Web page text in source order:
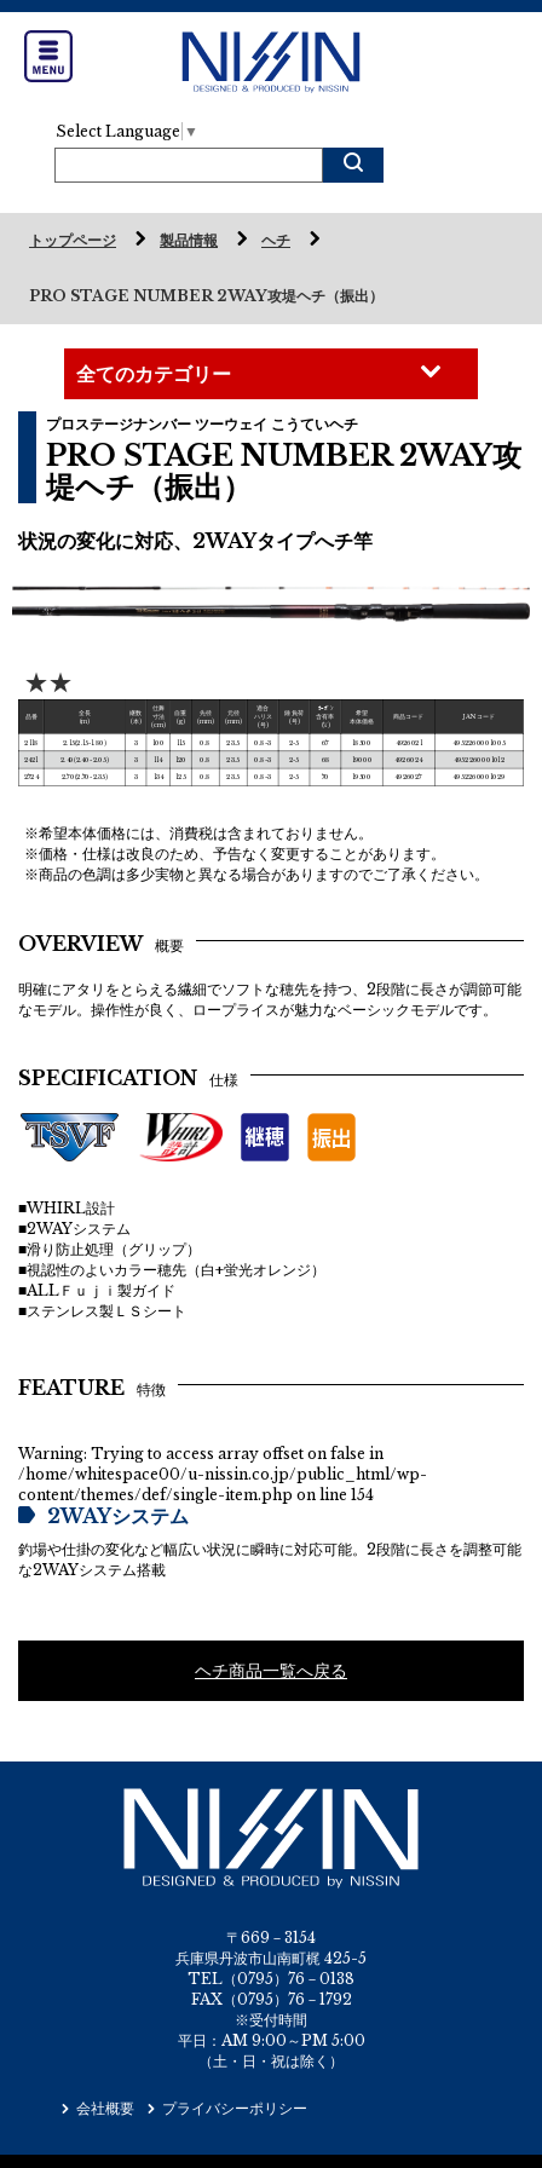
Select Language ▼
トップページ 製品情報 ヘチ
PRO STAGE NUMBER 2WAY攻堤ヘチ（振出）
プロステージナンバー ツーウェイ こうていヘチ
PRO STAGE NUMBER 2WAY攻
堤ヘチ（振出）
状況の変化に対応、2WAYタイプへチ竿
★★
品番
全長
(m)
継数
(本)
仕舞
寸法
(cm)
自重
(g)
先径
(mm)
元径
(mm)
適合
ハリス
(号)
錘負荷
(号)
ｶｰﾎﾞﾝ
含有率
(%)
希望
本体価格
商品コード JANコード
2118 2.15(2.15-1.80) 3 100 115 0.8 23.5 0.8-3 2-5 67 18500 4926021 4952260001005
2421 2.40(2.40-2.05) 3 114 120 0.8 23.5 0.8-3 2-5 68 19000 4926024 4952260001012
2724 2.70(2.70-2.35) 3 134 125 0.8 23.5 0.8-3 2-5 70 19500 4926027 4952260001029
※希望本体価格には、消費税は含まれておりません。
※価格・仕様は改良のため、予告なく変更することがあります。
※商品の色調は多少実物と異なる場合がありますのでご了承ください。
OVERVIEW 概要
明確にアタリをとらえる繊細でソフトな穂先を持つ、2段階に長さが調節可能
なモデル。操作性が良く、ロープライスが魅力なベーシックモデルです。
SPECIFICATION 仕様
■WHIRL設計
■2WAYシステム
■滑り防止処理（グリップ）
■視認性のよいカラー穂先（白+蛍光オレンジ）
■ALLＦｕｊｉ製ガイド
■ステンレス製ＬＳシート
FEATURE 特徴
Warning: Trying to access array offset on false in
/home/whitespace00/u-nissin.co.jp/public_html/wp-
content/themes/def/single-item.php on line 154
2WAYシステム
釣場や仕掛の変化など幅広い状況に瞬時に対応可能。2段階に長さを調整可能
な2WAYシステム搭載
ヘチ商品一覧へ戻る
〒669－3154
兵庫県丹波市山南町梶 425-5
TEL（0795）76－0138
FAX（0795）76－1792
※受付時間
平日：AM 9:00～PM 5:00
（土・日・祝は除く）
会社概要 プライバシーポリシー